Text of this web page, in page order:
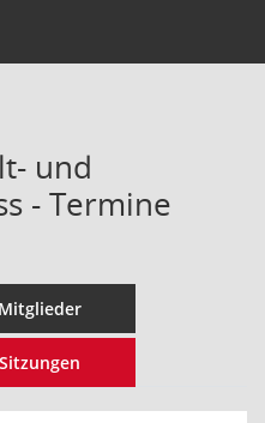
und
- Termine
Mitglieder
Sitzungen